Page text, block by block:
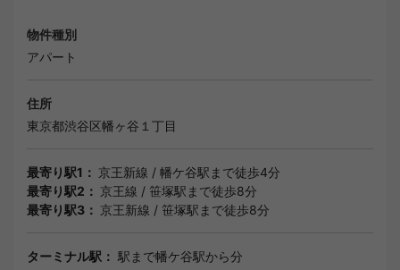
物件種別
アパート
住所
東京都渋谷区幡ヶ谷１丁目
最寄り駅1： 京王新線 / 幡ケ谷駅 まで徒歩4分
最寄り駅2： 京王線 / 笹塚駅 まで徒歩8分
最寄り駅3： 京王新線 / 笹塚駅 まで徒歩8分
ターミナル駅： 駅まで幡ケ谷駅から分